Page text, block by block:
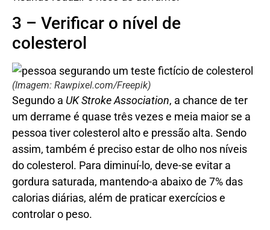
3 – Verificar o nível de
colesterol
(Imagem: Rawpixel.com/Freepik)
Segundo a UK Stroke Association, a chance de ter
um derrame é quase três vezes e meia maior se a
pessoa tiver colesterol alto e pressão alta. Sendo
assim, também é preciso estar de olho nos níveis
do colesterol. Para diminuí-lo, deve-se evitar a
gordura saturada, mantendo-a abaixo de 7% das
calorias diárias, além de praticar exercícios e
controlar o peso.